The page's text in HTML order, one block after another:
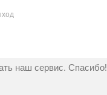
наш сервис. Спасибо!